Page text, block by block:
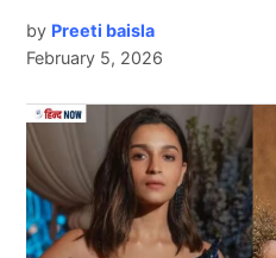
Ipl 2026
1. फ़जलहक फारूकी
by Preeti baisla
February 5, 2026